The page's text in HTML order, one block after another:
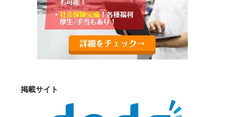
掲載サイト